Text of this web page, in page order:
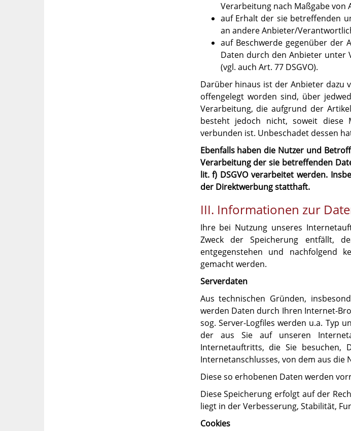
Verarbeitung nach Maßgabe von
auf Erhalt der sie betreffenden
an andere Anbieter/
auf Beschwerde gegenüber der
Daten durch den Anbieter unter
(vgl. auch Art. 77 DSGVO).
Darüber hinaus ist der Anbieter dazu
offengelegt worden sind, über
Verarbeitung, die aufgrund der
besteht jedoch nicht, soweit diese
verbunden ist. Unbeschadet dessen
Ebenfalls haben die Nutzer und
Verarbeitung der sie betreffenden
lit. f) DSGVO verarbeitet werden.
der Direktwerbung statthaft.
III. Informationen zur
Ihre bei Nutzung unseres
Zweck der Speicherung entfällt,
entgegenstehen und nachfolgend
gemacht werden.
Serverdaten
Aus technischen Gründen,
werden Daten durch Ihren Internet-
sog. Server-Logfiles werden u.a. Typ
der aus Sie auf unseren
Internetauftritts, die Sie besuchen,
Internetanschlusses, von dem aus
Diese so erhobenen Daten werden
Diese Speicherung erfolgt auf der
liegt in der Verbesserung, Stabilität,
Cookies